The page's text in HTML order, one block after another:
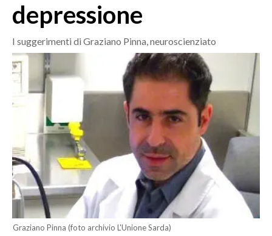
NUORO E PROVINCIA
OGLIASTRA
AGENDA
CRONACA
ITALIA
POLITICA
ECONOMIA
SERVIZI ALLE IMPRESE
LAVORO
depressione
I suggerimenti di Graziano Pinna, neuroscienziato
Graziano Pinna (foto archivio L'Unione Sarda)